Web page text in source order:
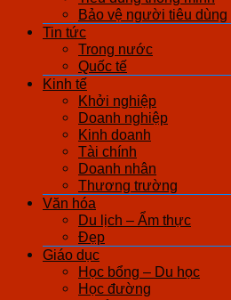
Bảo vệ người tiêu dùng
Tin tức
Trong nước
Quốc tế
Kinh tế
Khởi nghiệp
Doanh nghiệp
Kinh doanh
Tài chính
Doanh nhân
Thương trường
Văn hóa
Du lịch – Ẩm thực
Đẹp
Giáo dục
Học bổng – Du học
Học đường